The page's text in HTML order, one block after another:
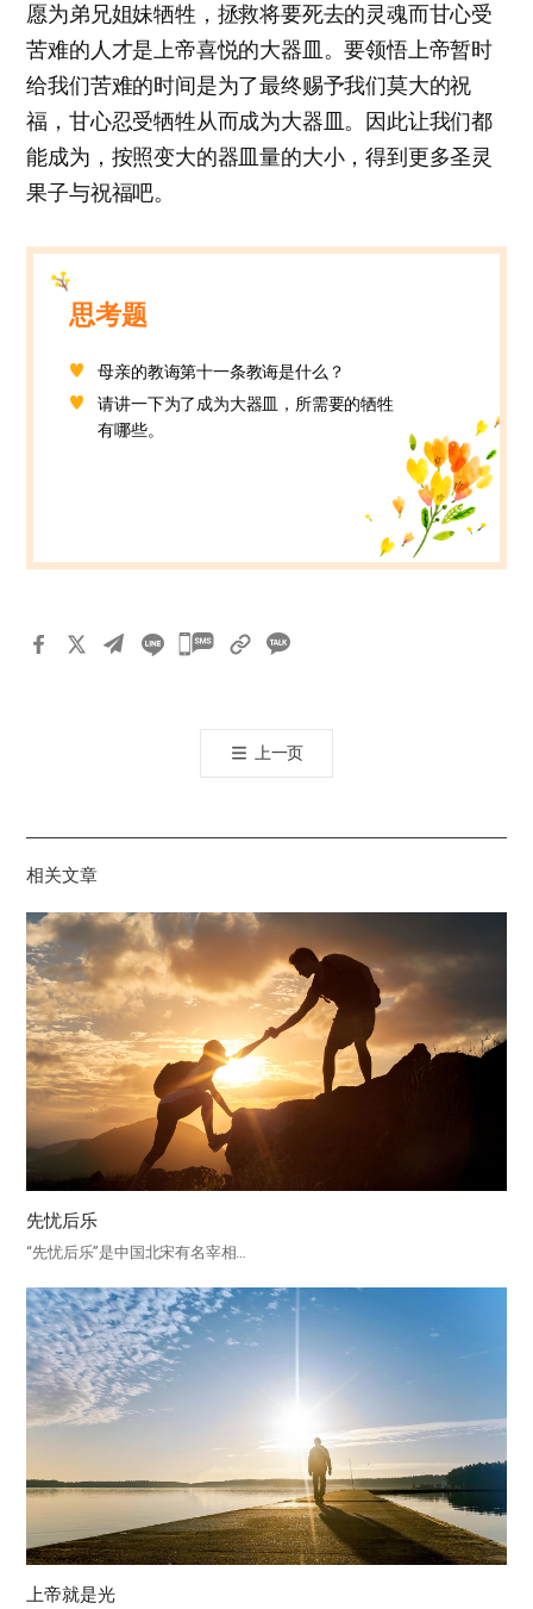
愿为弟兄姐妹牺牲，拯救将要死去的灵魂而甘心受
苦难的人才是上帝喜悦的大器皿。要领悟上帝暂时
给我们苦难的时间是为了最终赐予我们莫大的祝
福，甘心忍受牺牲从而成为大器皿。因此让我们都
能成为，按照变大的器皿量的大小，得到更多圣灵
果子与祝福吧。
思考题
母亲的教诲第十一条教诲是什么？
请讲一下为了成为大器皿，所需要的牺牲
有哪些。
카
톡
공
기
上一页
相关文章
先忧后乐
“先忧后乐”是中国北宋有名宰相…
上帝就是光